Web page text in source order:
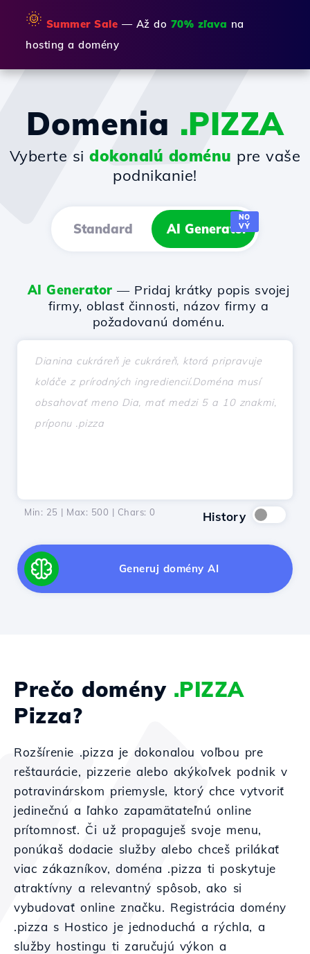
🌞 Summer Sale — Až do 70% zľava na
hosting a domény
Domenia .PIZZA
Vyberte sidokonalú doménu pre vaše
podnikanie!
Standard AI Generator
NO
VÝ
AI Generator — Pridaj krátky popis svojej
firmy, oblasť činnosti, názov firmy a
požadovanú doménu.
Min: 25 | Max: 500 | Chars: 0 History
Generuj domény AI
Prečo domény .PIZZA
Pizza?
Rozšírenie .pizza je dokonalou voľbou pre
reštaurácie, pizzerie alebo akýkoľvek podnik v
potravinárskom priemysle, ktorý chce vytvoriť
jedinečnú a ľahko zapamätateľnú online
prítomnosť. Či už propaguješ svoje menu,
ponúkaš dodacie služby alebo chceš prilákať
viac zákazníkov, doména .pizza ti poskytuje
atraktívny a relevantný spôsob, ako si
vybudovať online značku. Registrácia domény
.pizza s Hostico je jednoduchá a rýchla, a
služby hostingu ti zaručujú výkon a